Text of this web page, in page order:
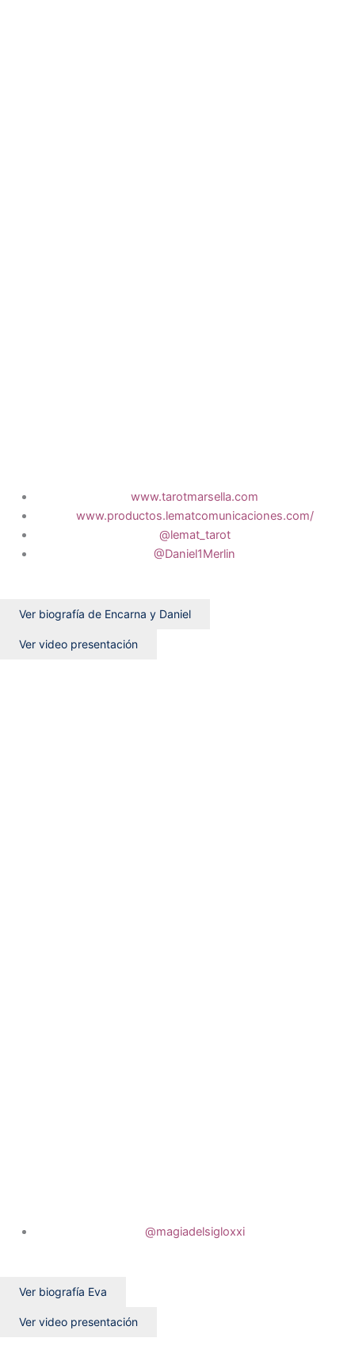
www.tarotmarsella.com
www.productos.lematcomunicaciones.com/
@lemat_tarot
@Daniel1Merlin
Ver biografía de Encarna y Daniel
Ver video presentación
@magiadelsigloxxi
Ver biografía Eva
Ver video presentación